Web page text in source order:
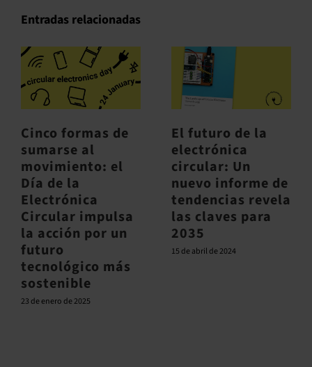
Entradas relacionadas
Cinco formas de
sumarse al
movimiento: el
Día de la
Electrónica
Circular impulsa
la acción por un
futuro
tecnológico más
sostenible
23 de enero de 2025
El futuro de la
electrónica
circular: Un
nuevo informe de
tendencias revela
las claves para
2035
15 de abril de 2024